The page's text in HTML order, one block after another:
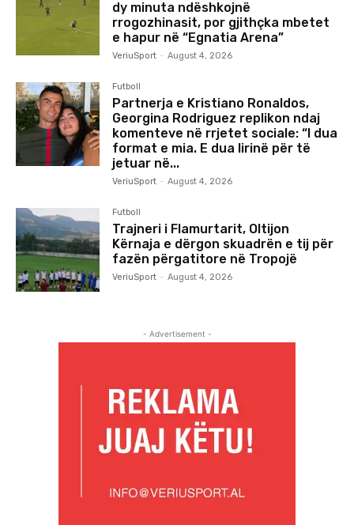
dy minuta ndëshkojnë
rrogozhinasit, por gjithçka mbetet
e hapur në “Egnatia Arena”
VeriuSport - August 4, 2026
Futboll
Partnerja e Kristiano Ronaldos,
Georgina Rodriguez replikon ndaj
komenteve në rrjetet sociale: “I dua
format e mia. E dua lirinë për të
jetuar në...
VeriuSport - August 4, 2026
Futboll
Trajneri i Flamurtarit, Oltijon
Kërnaja e dërgon skuadrën e tij për
fazën përgatitore në Tropojë
VeriuSport - August 4, 2026
- Advertisement -